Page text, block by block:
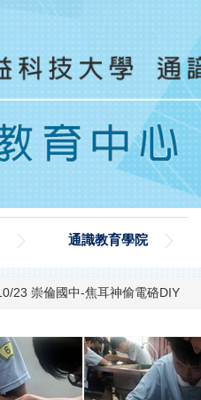
通識教育學院
23 崇倫國中-焦耳神偷電硌DIY